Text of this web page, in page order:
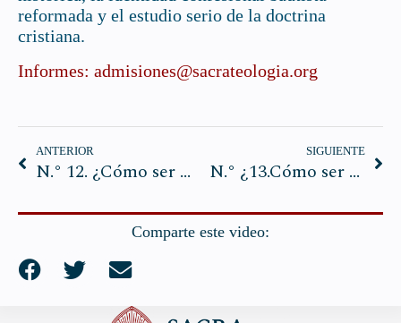
reformada y el estudio serio de la doctrina
cristiana.
Informes: admisiones@sacrateologia.org
ANTERIOR
N.° 12. ¿Cómo ser un buen teólogo? Parte 2 — Pr. Héctor Bustamante
SIGUIENTE
N.° ¿13.Cómo ser un buen teólogo?:Humildad y Abnegación | Via Contemplantis — Pr. Héctor Bustamante
Comparte este video: